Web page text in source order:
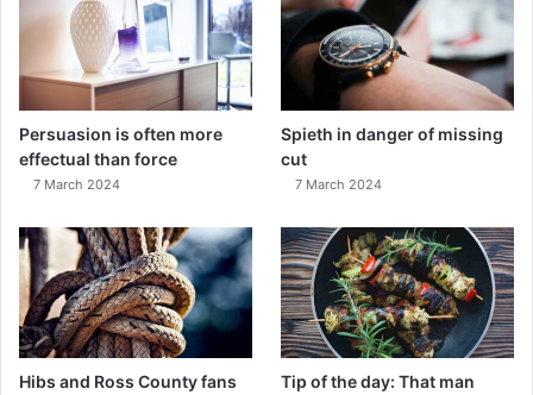
Persuasion is often more
effectual than force
7 March 2024
Spieth in danger of missing
cut
7 March 2024
Hibs and Ross County fans
Tip of the day: That man